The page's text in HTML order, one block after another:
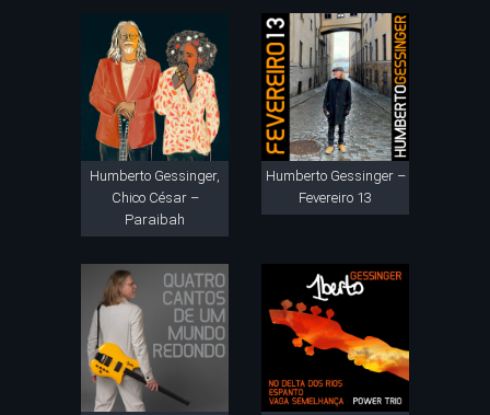
Humberto Gessinger,
Chico César –
Paraibah
Humberto Gessinger –
Fevereiro 13